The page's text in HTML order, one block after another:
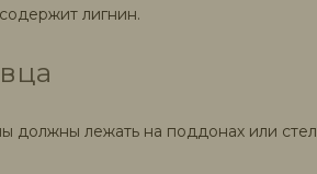
лигнин.
должны лежать на поддонах или